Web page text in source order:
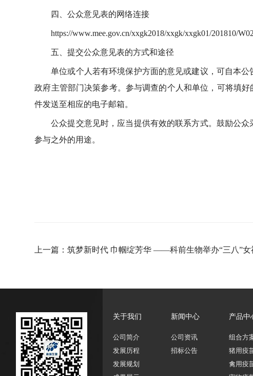
四、公众意见表的网络连接
https://www.mee.gov.cn/xxgk2018/xxgk/xxgk01/201810/
五、提交公众意见表的方式和途径
单位或个人若有环境保护方面的意见或建议，可自本
政府主管部门决策参考。参与调查的个人和单位，可将填
件发送至相应的电子邮箱。
公众提交意见时，应当提供有效的联系方式。鼓励公
参与之外的用途。
关于我们
公司简介
发展历程
发展规划
新闻中心
公司资讯
招标公告
产品中
组合方
猪用疫
禽用疫